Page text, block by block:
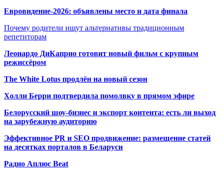
Евровидение-2026: объявлены место и дата финала
Почему родители ищут альтернативы традиционным
репетиторам
Леонардо ДиКаприо готовит новый фильм с крупным
режиссёром
The White Lotus продлён на новый сезон
Холли Берри подтвердила помолвку в прямом эфире
Белорусский шоу-бизнес и экспорт контента: есть ли выход
на зарубежную аудиторию
Эффективное PR и SEO продвижение: размещение статей
на десятках порталов в Беларуси
Радио Аплюс Beat